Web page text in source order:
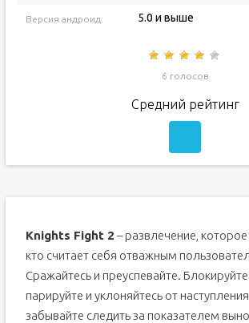
Версия андроид: 5.0 и выше
6 голосов
Средний рейтинг
Knights Fight 2 – развлечение,
кто считает себя отважным
Сражайтесь и преуспевайте. Блокируйте
парируйте и уклоняйтесь от
забывайте следить за показателем